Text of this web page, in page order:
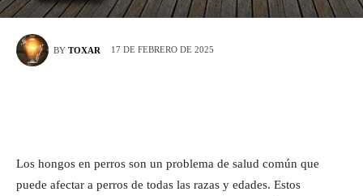
BY TOXAR 17 DE FEBRERO DE 2025
Los hongos en perros son un problema de salud común que
puede afectar a perros de todas las razas y edades. Estos